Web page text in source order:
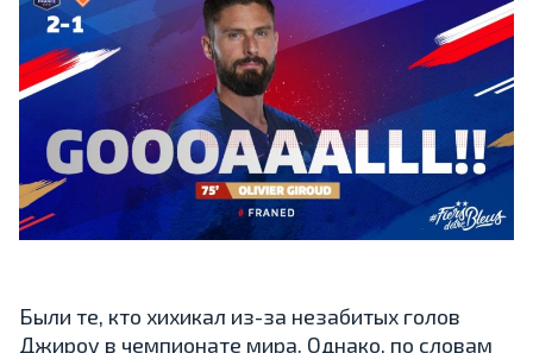
Были те, кто хихикал из-за незабитых голов
Джироу в чемпионате мира. Однако, по словам